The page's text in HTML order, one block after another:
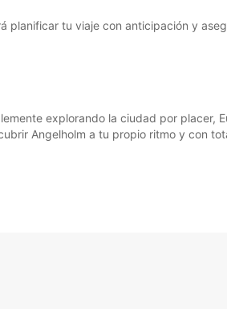
planificar tu viaje con anticipación y
explorando la ciudad por placer,
Angelholm a tu propio ritmo y con